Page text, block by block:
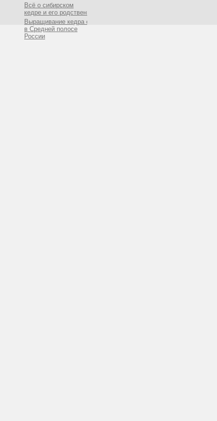
Всё о сибирском
кедре и его родственниках
Выращивание кедра сибирского
в Средней полосе
России